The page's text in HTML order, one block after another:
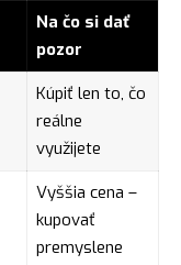
Na čo si dať
pozor
Kúpiť len to, čo
reálne
využijete
Vyššia cena –
kupovať
premyslene